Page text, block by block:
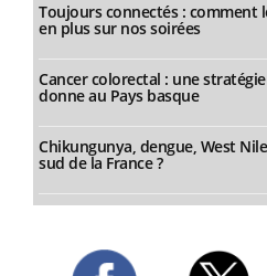
Toujours connectés : comment
en plus sur nos soirées
Cancer colorectal : une
donne au Pays basque
Chikungunya, dengue, West
sud de la France ?